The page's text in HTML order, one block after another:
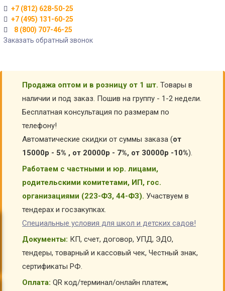
+7 (812) 628-50-25
+7 (495) 131-60-25
8 (800) 707-46-25
Заказать обратный звонок
Продажа оптом и в розницу от 1 шт. Товары в
наличии и под заказ. Пошив на группу - 1-2 недели.
Бесплатная консультация по размерам по
телефону!
Автоматические скидки от суммы заказа (от
15000р - 5% , от 20000р - 7%, от 30000р -10%).
Работаем с частными и юр. лицами,
родительскими комитетами, ИП, гос.
организациями (223-ФЗ, 44-ФЗ). Участвуем в
тендерах и госзакупках.
Специальные условия для школ и детских садов!
Документы: КП, счет, договор, УПД, ЭДО,
тендеры, товарный и кассовый чек, Честный знак,
сертификаты РФ.
Оплата: QR код/терминал/онлайн платеж,